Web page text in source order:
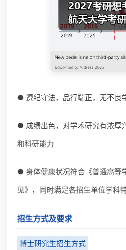
● 遵纪守法，品行端正，无不良
● 成绩出色，对学术研究有浓厚
和科研能力
● 身体健康状况符合《普通高等
见》，同时满足各招生单位学科
招生方式及要求
博士研究生招生方式